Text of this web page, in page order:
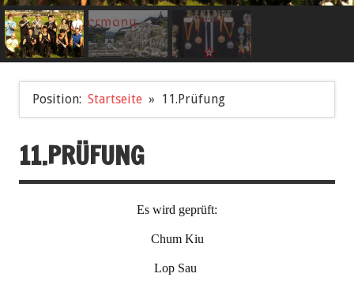
Position: Startseite 11.Prüfung
11.PRÜFUNG
Es wird geprüft:
Chum Kiu
Lop Sau